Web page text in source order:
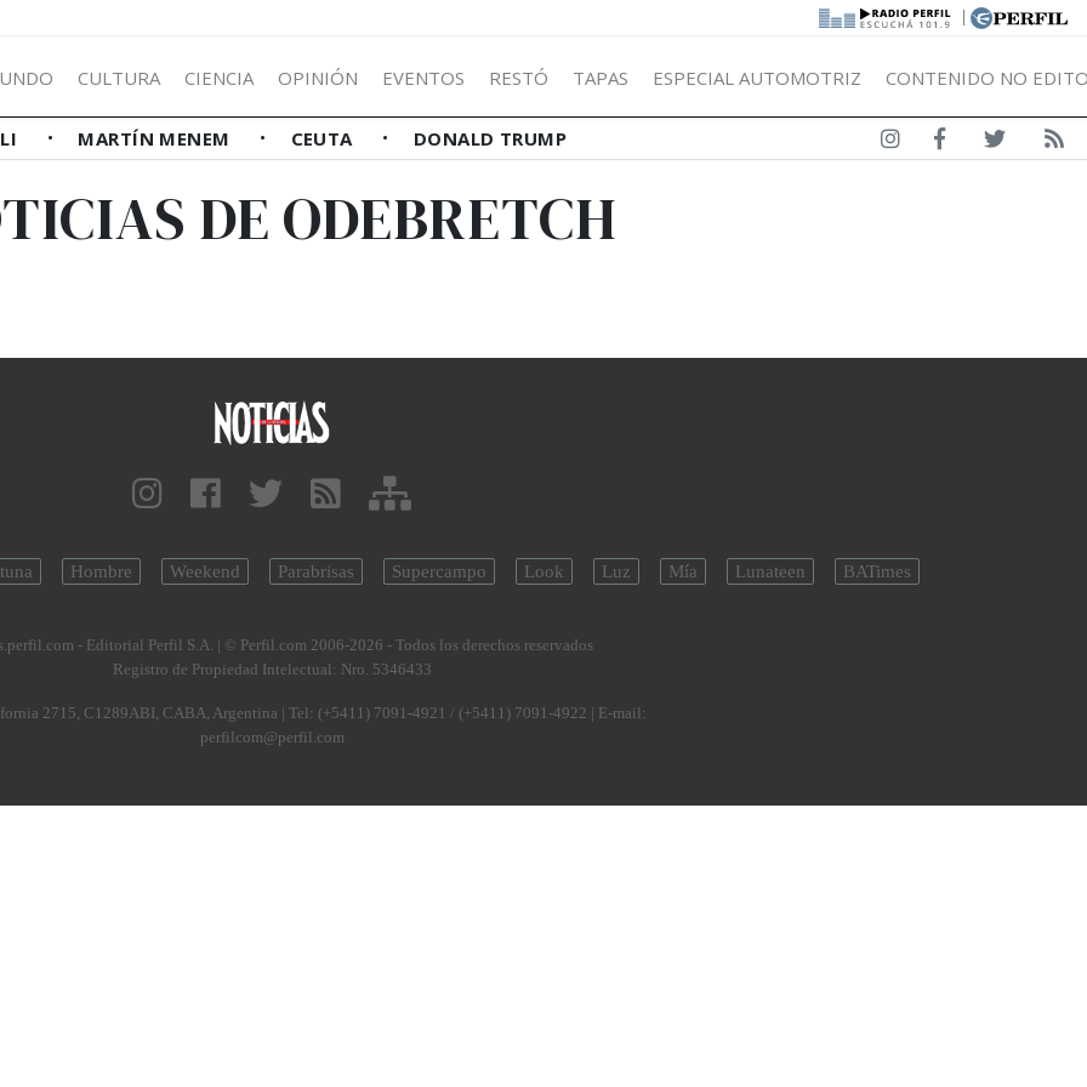
|
CULTURA CIENCIA OPINIÓN EVENTOS RESTÓ TAPAS ESPECIAL AUTOMOTRIZ CONTENIDO NO
MARTÍN MENEM CEUTA DONALD TRUMP
DE ODEBRETCH
Hombre Weekend Parabrisas Supercampo Look Luz Mía Lunateen BATimes
- Editorial Perfil S.A. | © Perfil.com 2006-2026 - Todos los derechos reservados
Registro de Propiedad Intelectual: Nro. 5346433
2715, C1289ABI, CABA, Argentina | Tel: (+5411) 7091-4921 / (+5411) 7091-4922 | E-mail:
perfilcom@perfil.com